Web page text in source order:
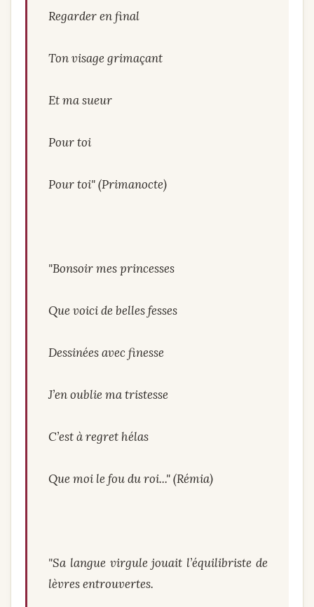
Regarder en final
Ton visage grimaçant
Et ma sueur
Pour toi
Pour toi" (Primanocte)
"Bonsoir mes princesses
Que voici de belles fesses
Dessinées avec finesse
J’en oublie ma tristesse
C’est à regret hélas
Que moi le fou du roi..." (Rémia)
"Sa langue virgule jouait l’équilibriste de
lèvres entrouvertes.